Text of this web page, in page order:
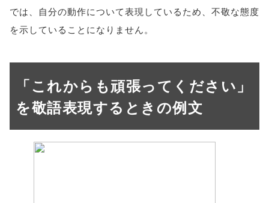
では、自分の動作について表現しているため、不敬な態度
を示していることになりません。
「これからも頑張ってください」
を敬語表現するときの例文